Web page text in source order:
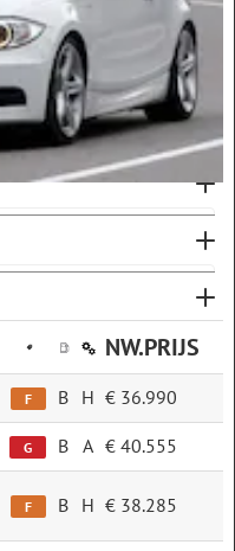
3.078
2.861
NW.PRIJS
F B H € 36.990
G B A € 40.555
F B H € 38.285